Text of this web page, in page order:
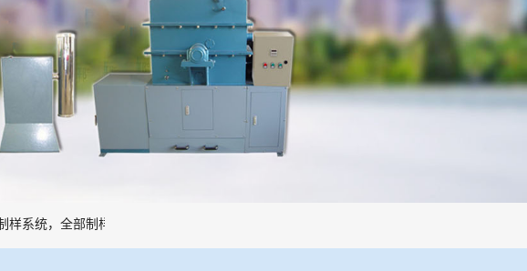
系统，全部制样过程机械化操作，没有人为误差，焦球形状与人工制焦球法一致或优于人工